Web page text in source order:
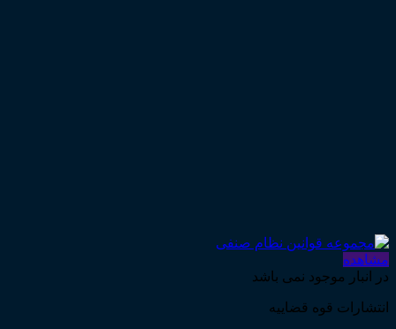
مشاهده
در انبار موجود نمی باشد
انتشارات قوه قضاییه